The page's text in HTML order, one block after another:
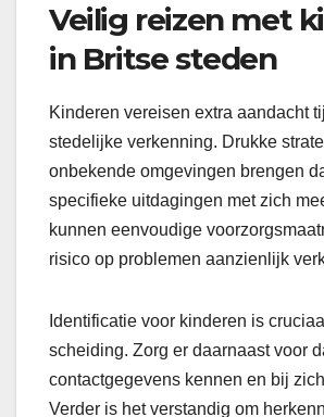
Veilig reizen met
in Britse steden
Kinderen vereisen extra aandacht
stedelijke verkenning. Drukke
onbekende omgevingen brengen
specifieke uitdagingen met zich
kunnen eenvoudige
risico op problemen aanzienlijk
Identificatie voor kinderen is
scheiding. Zorg er daarnaast voor
contactgegevens kennen en bij
Verder is het verstandig om